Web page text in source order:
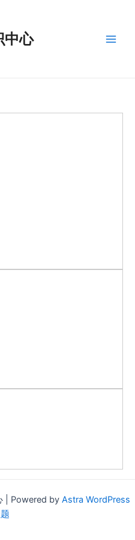
中心
| Powered by Astra WordPress